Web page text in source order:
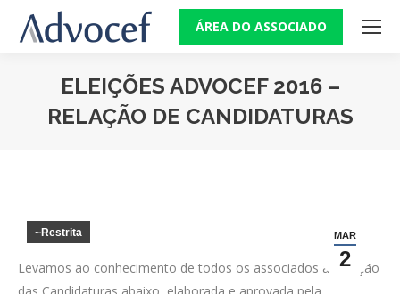
ÁREA DO ASSOCIADO
ELEIÇÕES ADVOCEF 2016 –
RELAÇÃO DE CANDIDATURAS
MAR
2
~Restrita
Levamos ao conhecimento de todos os associados a Relação